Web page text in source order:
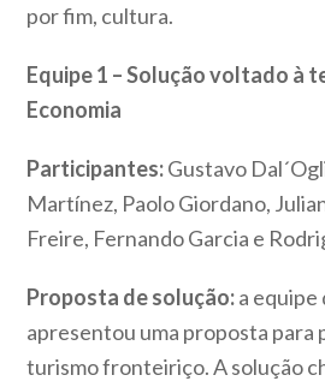
por fim, cultura.
Equipe 1 – Solução voltado à
Economia
Participantes:Gustavo
Martínez, Paolo Giordano,
Freire, Fernando Garcia e
Proposta de solução:a equipe
apresentou uma proposta para
turismo fronteiriço. A solução